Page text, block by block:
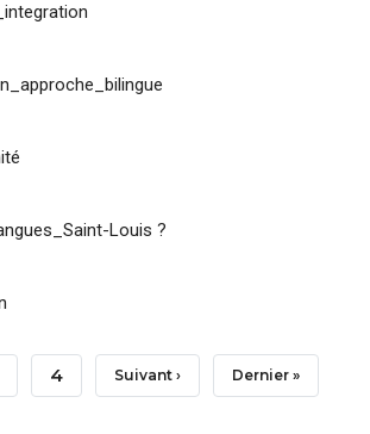
Louis ?
Page
4 Page
Suivant › Dernière
Dernier »